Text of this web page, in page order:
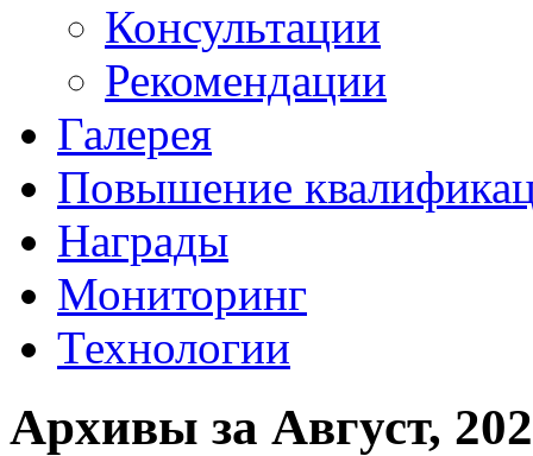
Консультации
Рекомендации
Галерея
Повышение
Награды
Мониторинг
Технологии
Архивы за Август,